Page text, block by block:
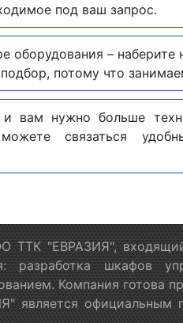
под ваш запрос.
оборудования –
потому что
и вам нужно больше
связаться
"ЕВРАЗИЯ",
разработка шкафов
Компания готова
является официальным